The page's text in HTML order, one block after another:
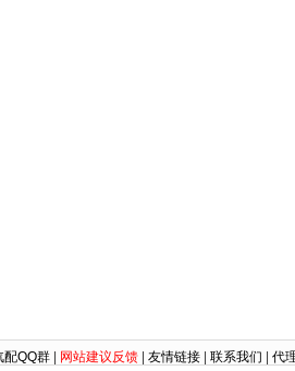
配QQ群 网站建议反馈 友情链接 联系我们 代